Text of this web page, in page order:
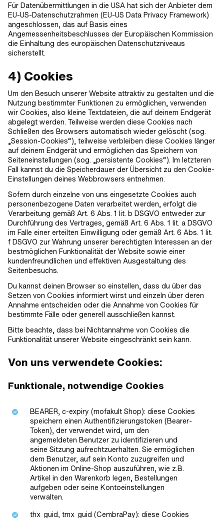
Für Datenübermittlungen in die USA hat sich der Anbieter dem
EU-US-Datenschutzrahmen (EU-US Data Privacy Framework)
angeschlossen, das auf Basis eines
Angemessenheitsbeschlusses der Europäischen Kommission
die Einhaltung des europäischen Datenschutzniveaus
sicherstellt.
4) Cookies
Um den Besuch unserer Website attraktiv zu gestalten und die
Nutzung bestimmter Funktionen zu ermöglichen, verwenden
wir Cookies, also kleine Textdateien, die auf deinem Endgerät
abgelegt werden. Teilweise werden diese Cookies nach
Schließen des Browsers automatisch wieder gelöscht (sog.
„Session-Cookies“), teilweise verbleiben diese Cookies länger
auf deinem Endgerät und ermöglichen das Speichern von
Seiteneinstellungen (sog. „persistente Cookies“). Im letzteren
Fall kannst du die Speicherdauer der Übersicht zu den Cookie-
Einstellungen deines Webbrowsers entnehmen.
Sofern durch einzelne von uns eingesetzte Cookies auch
personenbezogene Daten verarbeitet werden, erfolgt die
Verarbeitung gemäß Art. 6 Abs. 1 lit. b DSGVO entweder zur
Durchführung des Vertrages, gemäß Art. 6 Abs. 1 lit. a DSGVO
im Falle einer erteilten Einwilligung oder gemäß Art. 6 Abs. 1 lit.
f DSGVO zur Wahrung unserer berechtigten Interessen an der
bestmöglichen Funktionalität der Website sowie einer
kundenfreundlichen und effektiven Ausgestaltung des
Seitenbesuchs.
Du kannst deinen Browser so einstellen, dass du über das
Setzen von Cookies informiert wirst und einzeln über deren
Annahme entscheiden oder die Annahme von Cookies für
bestimmte Fälle oder generell ausschließen kannst.
Bitte beachte, dass bei Nichtannahme von Cookies die
Funktionalität unserer Website eingeschränkt sein kann.
Von uns verwendete Cookies:
Funktionale, notwendige Cookies
BEARER, c-expiry (mofakult Shop): diese Cookies
speichern einen Authentifizierungstoken (Bearer-
Token), der verwendet wird, um den
angemeldeten Benutzer zu identifizieren und
seine Sitzung aufrechtzuerhalten. Sie ermöglichen
dem Benutzer, auf sein Konto zuzugreifen und
Aktionen im Online-Shop auszuführen, wie z.B.
Artikel in den Warenkorb legen, Bestellungen
aufgeben oder seine Kontoeinstellungen
verwalten.
thx_guid, tmx_guid (CembraPay): diese Cookies